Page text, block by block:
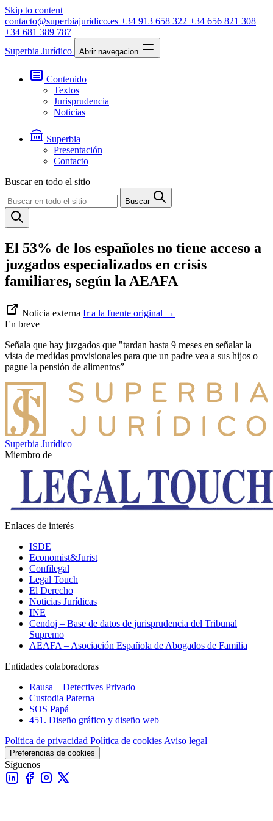
Skip to content
contacto@superbiajuridico.es +34 913 658 322 +34 656 821 308
+34 681 389 787
Superbia Jurídico
Abrir navegacion
Contenido
Textos
Jurisprudencia
Noticias
Superbia
Presentación
Contacto
Buscar en todo el sitio
Buscar
El 53% de los españoles no tiene acceso a
juzgados especializados en crisis
familiares, según la AEAFA
Noticia externa Ir a la fuente original →
En breve
Señala que hay juzgados que "tardan hasta 9 meses en señalar la
vista de medidas provisionales para que un padre vea a sus hijos o
pague la pensión de alimentos”
Superbia Jurídico
Miembro de
Enlaces de interés
ISDE
Economist&Jurist
Confilegal
Legal Touch
El Derecho
Noticias Jurídicas
INE
Cendoj – Base de datos de jurisprudencia del Tribunal
Supremo
AEAFA – Asociación Española de Abogados de Familia
Entidades colaboradoras
Rausa – Detectives Privado
Custodia Paterna
SOS Papá
451. Diseño gráfico y diseño web
Política de privacidad Política de cookies Aviso legal
Preferencias de cookies
Síguenos